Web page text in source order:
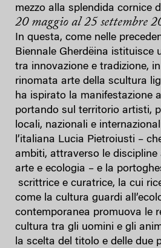
mezzo alla splendida cornice
20 maggio al 25 settembre
In questa, come nelle
Biennale Gherdëina istituisce
tra innovazione e tradizione,
rinomata arte della scultura
ha ispirato la manifestazione
portando sul territorio artisti,
locali, nazionali e
l’italiana Lucia Pietroiusti –
ambiti, attraverso le discipline
arte e ecologia – e la
scrittrice e curatrice, la cui
come la cultura guardi
contemporanea promuova le
cultura tra gli uomini e gli
la scelta del titolo e delle due